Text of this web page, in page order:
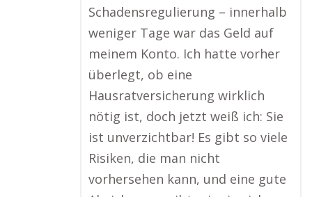
Schadensregulierung – innerhalb
weniger Tage war das Geld auf
meinem Konto. Ich hatte vorher
überlegt, ob eine
Hausratversicherung wirklich
nötig ist, doch jetzt weiß ich: Sie
ist unverzichtbar! Es gibt so viele
Risiken, die man nicht
vorhersehen kann, und eine gute